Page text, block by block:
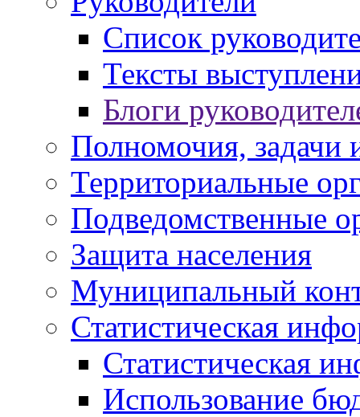
Список
Тексты
Блоги
Полномочия, задачи
Территориальные
Подведомственные
Защита населения
Муниципальный
Статистическая
Статистическая
Использование